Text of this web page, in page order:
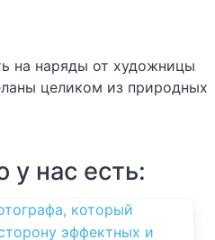
на наряды от художницы
целиком из природных
у нас есть:
который
эффектных и